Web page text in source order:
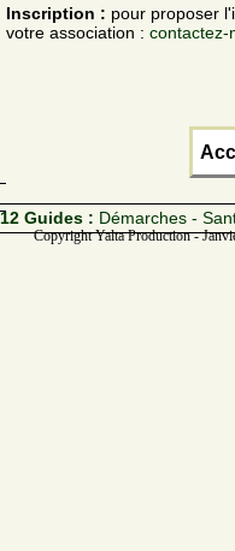
Inscription : pour proposer
votre association : contactez-
12 Guides : Démarches -
Copyright Yalta Production -